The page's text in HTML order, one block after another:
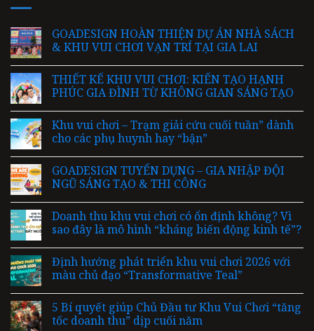
GOADESIGN HOÀN THIỆN DỰ ÁN NHÀ SÁCH
& KHU VUI CHƠI VẠN TRÍ TẠI GIA LAI
THIẾT KẾ KHU VUI CHƠI: KIẾN TẠO HẠNH
PHÚC GIA ĐÌNH TỪ KHÔNG GIAN SÁNG TẠO
Khu vui chơi – Trạm giải cứu cuối tuần” dành
cho các phụ huynh hay “bận”
GOADESIGN TUYỂN DỤNG – GIA NHẬP ĐỘI
NGŨ SÁNG TẠO & THI CÔNG
Doanh thu khu vui chơi có ổn định không? Vì
sao đây là mô hình “kháng biến động kinh tế”?
Định hướng phát triển khu vui chơi 2026 với
màu chủ đạo “Transformative Teal”
5 Bí quyết giúp Chủ Đầu tư Khu Vui Chơi “tăng
tốc doanh thu” dịp cuối năm